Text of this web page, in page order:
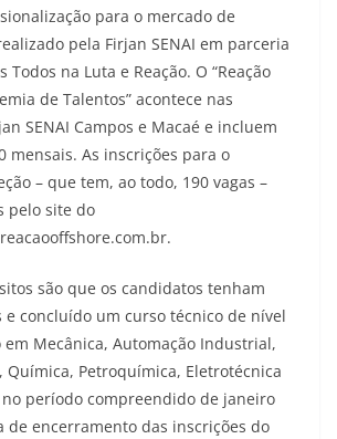
para o mercado de
pela Firjan SENAI em parceria
na Luta e Reação. O “Reação
de Talentos” acontece nas
SENAI Campos e Macaé e incluem
mensais. As inscrições para o
– que tem, ao todo, 190 vagas –
pelo site do
são que os candidatos tenham
e concluído um curso técnico de nível
Mecânica, Automação Industrial,
Química, Petroquímica, Eletrotécnica
período compreendido de janeiro
de encerramento das inscrições do